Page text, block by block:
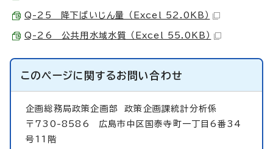
Q-25 降下ばいじん量 （Excel 52.0KB）
Q-26 公共用水域水質 （Excel 55.0KB）
このページに関するお問い合わせ
企画総務局政策企画部政策企画課統計分析係
〒730-8586 広島市中区国泰寺町一丁目6番34
号11階